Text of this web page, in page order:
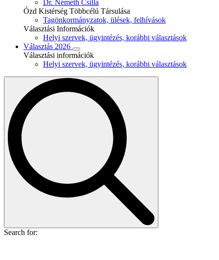
Dr. Németh Csilla
Ózd Kistérség Többcélú Társulása
Tagönkormányzatok, ülések, felhívások
Választási Információk
Helyi szervek, ügyintézés, korábbi választások
Választás 2026
Választási információk
Helyi szervek, ügyintézés, korábbi választások
Search for: